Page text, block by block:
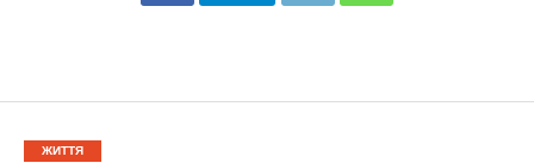
ЖИТТЯ